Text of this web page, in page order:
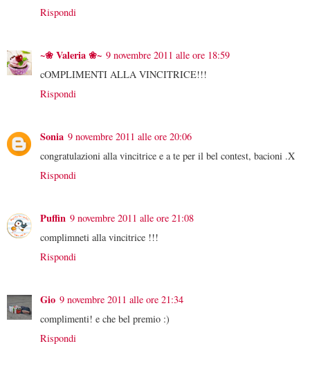
Rispondi
~❀ Valeria ❀~ 9 novembre 2011 alle ore 18:59
cOMPLIMENTI ALLA VINCITRICE!!!
Rispondi
Sonia 9 novembre 2011 alle ore 20:06
congratulazioni alla vincitrice e a te per il bel contest, bacioni .X
Rispondi
Puffin 9 novembre 2011 alle ore 21:08
complimneti alla vincitrice !!!
Rispondi
Gio 9 novembre 2011 alle ore 21:34
complimenti! e che bel premio :)
Rispondi